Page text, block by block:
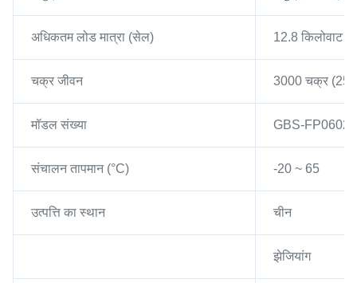
अधिकतम लोड मात्रा (सेल) 12.8 किलोवाट
चक्र जीवन 3000 चक्र
मॉडल संख्या GBS-
संचालन तापमान (°C) -20 ~ 65
उत्पत्ति का स्थान चीन
झेजियांग